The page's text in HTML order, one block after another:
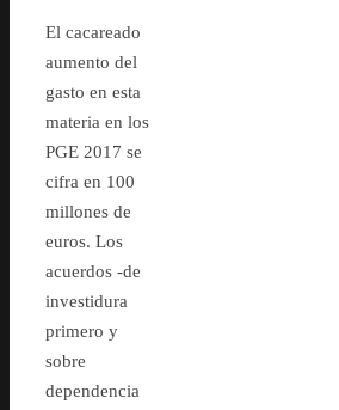
El cacareado
aumento del
gasto en esta
materia en los
PGE 2017 se
cifra en 100
millones de
euros. Los
acuerdos -de
investidura
primero y
sobre
dependencia